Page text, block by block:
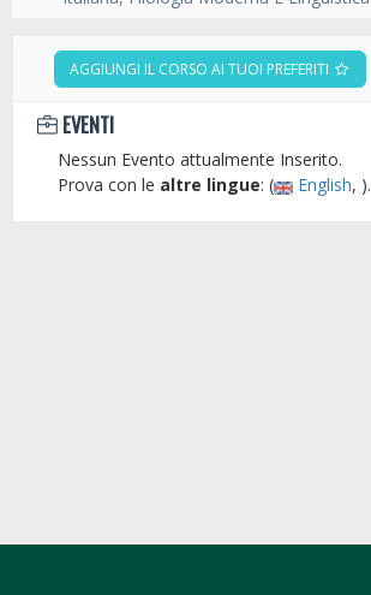
AGGIUNGI IL CORSO AI TUOI PREFERITI
EVENTI
Nessun Evento attualmente Inserito.
Prova con le altre lingue: ( English, ).